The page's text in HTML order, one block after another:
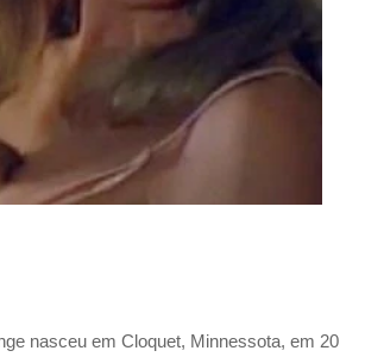
nasceu em Cloquet, Minnessota, em 20